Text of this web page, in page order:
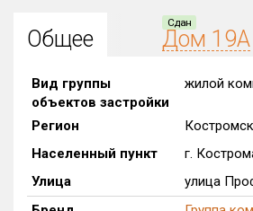
Общее
Сдан
Дом 19А
Вид группы
объектов застройки
жилой
Регион
Населенный пункт
г.
Улица
улица